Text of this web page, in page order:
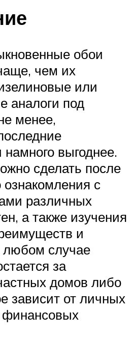
обои
чем их
или
аналоги под
менее,
намного выгоднее.
сделать после
ознакомления с
различных
а также изучения
и
любом случае
за
домов либо
зависит от личных
финансовых